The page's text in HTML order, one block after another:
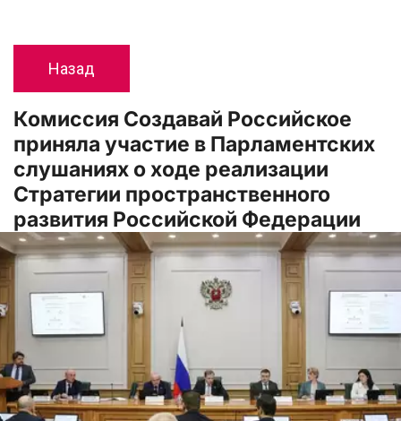
Назад
Комиссия Создавай Российское
приняла участие в Парламентских
слушаниях о ходе реализации
Стратегии пространственного
развития Российской Федерации